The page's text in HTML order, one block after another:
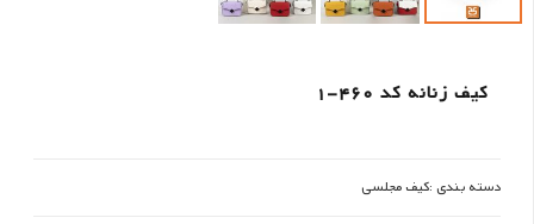
کیف زنانه کد 460-1
دسته بندی :کیف مجلسی